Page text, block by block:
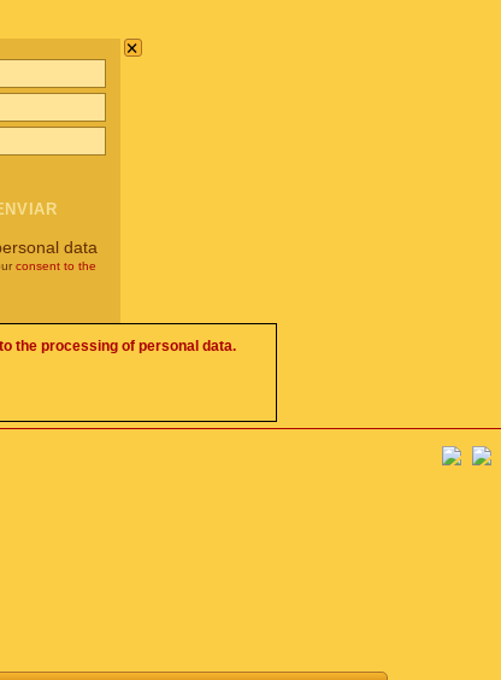
×
data
consent to the
the processing of personal data.